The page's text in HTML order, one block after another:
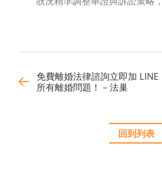
免費離婚法律諮詢立即加
所有離婚問題！－法巢
回到列表